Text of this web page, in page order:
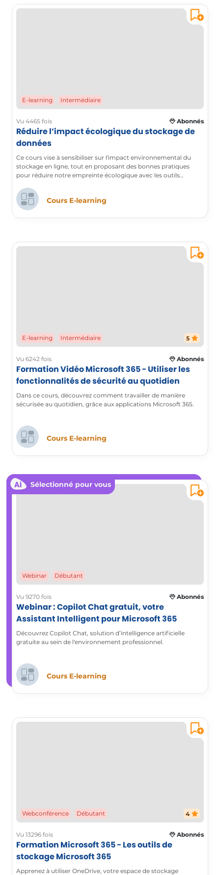
E-learning Intermédiaire
Vu 4465 fois Abonnés
Réduire l’impact écologique du stockage de
données
Ce cours vise à sensibiliser sur l'impact environnemental du
stockage en ligne, tout en proposant des bonnes pratiques
pour réduire notre empreinte écologique avec les outils
Cours E-learning
E-learning Intermédiaire 5
Vu 6242 fois Abonnés
Formation Vidéo Microsoft 365 - Utiliser les
fonctionnalités de sécurité au quotidien
Dans ce cours, découvrez comment travailler de manière
sécurisée au quotidien, grâce aux applications Microsoft 365.
Cours E-learning
Sélectionné pour vous
Webinar Débutant
Vu 9270 fois Abonnés
Webinar : Copilot Chat gratuit, votre
Assistant Intelligent pour Microsoft 365
Découvrez Copilot Chat, solution d’intelligence artificielle
gratuite au sein de l'environnement professionnel.
Cours E-learning
Webconférence Débutant 4
Vu 13296 fois Abonnés
Formation Microsoft 365 - Les outils de
stockage Microsoft 365
Apprenez à utiliser OneDrive, votre espace de stockage